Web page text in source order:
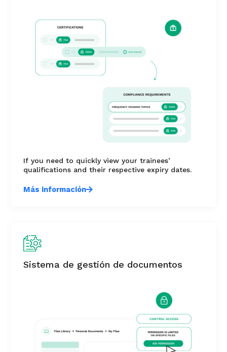
If you need to quickly view your trainees’
qualifications and their respective expiry dates.
Más información
Sistema de gestión de documentos